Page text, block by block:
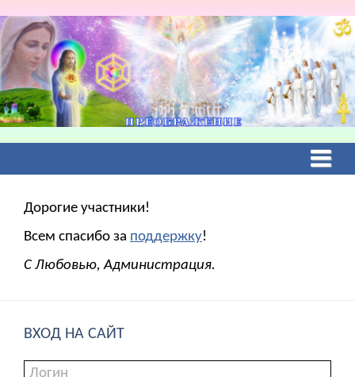
Дорогие участники!
Всем спасибо за поддержку!
С Любовью, Администрация.
ВХОД НА САЙТ